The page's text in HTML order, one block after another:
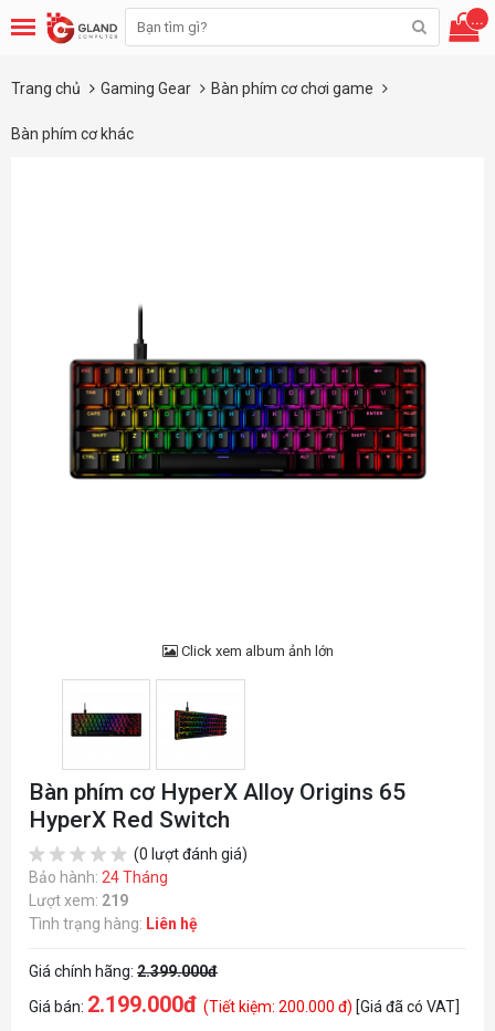
...
Trang chủ Gaming Gear Bàn phím cơ chơi game
Bàn phím cơ khác
Click xem album ảnh lớn
Bàn phím cơ HyperX Alloy Origins 65
HyperX Red Switch
(0 lượt đánh giá)
Bảo hành: 24 Tháng
Lượt xem: 219
Tình trạng hàng: Liên hệ
Giá chính hãng: 2.399.000đ
Giá bán: 2.199.000đ (Tiết kiệm: 200.000 đ) [Giá đã có VAT]